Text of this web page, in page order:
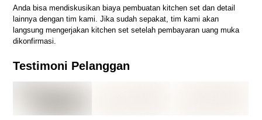
Anda bisa mendiskusikan biaya pembuatan kitchen set dan detail
lainnya dengan tim kami. Jika sudah sepakat, tim kami akan
langsung mengerjakan kitchen set setelah pembayaran uang muka
dikonfirmasi.
Testimoni Pelanggan